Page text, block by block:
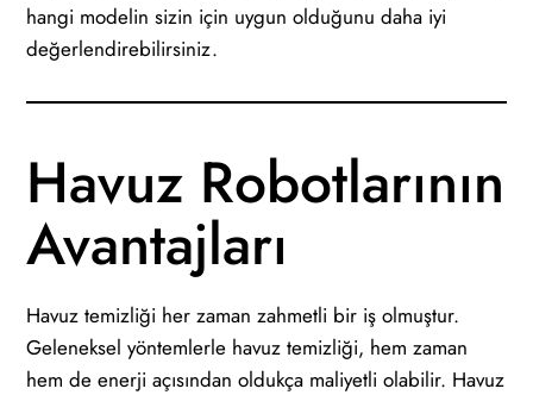
hangi modelin sizin için uygun olduğunu daha iyi
değerlendirebilirsiniz.
Havuz Robotlarının
Avantajları
Havuz temizliği her zaman zahmetli bir iş olmuştur.
Geleneksel yöntemlerle havuz temizliği, hem zaman
hem de enerji açısından oldukça maliyetli olabilir. Havuz